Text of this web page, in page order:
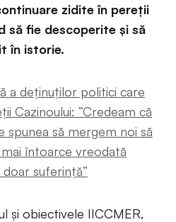
zidite în pereții
să fie descoperite și să
în istorie.
a deținuților politici care
Cazinoului: ”Credeam că
spunea să mergem noi să
întoarce vreodată
suferință”
și obiectivele IICCMER,